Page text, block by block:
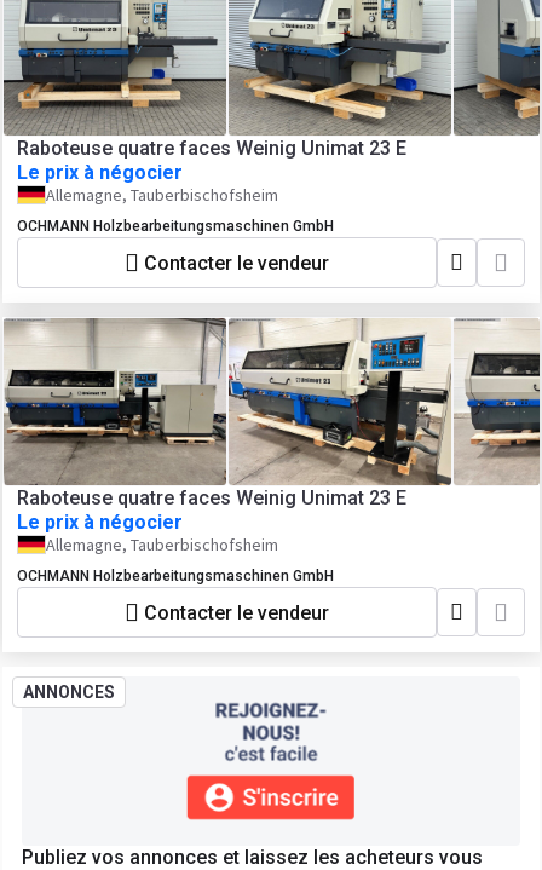
Raboteuse quatre faces Weinig Unimat 23 E
Le prix à négocier
Allemagne, Tauberbischofsheim
OCHMANN Holzbearbeitungsmaschinen GmbH
Contacter le vendeur
Raboteuse quatre faces Weinig Unimat 23 E
Le prix à négocier
Allemagne, Tauberbischofsheim
OCHMANN Holzbearbeitungsmaschinen GmbH
Contacter le vendeur
ANNONCES
Publiez vos annonces et laissez les acheteurs vous